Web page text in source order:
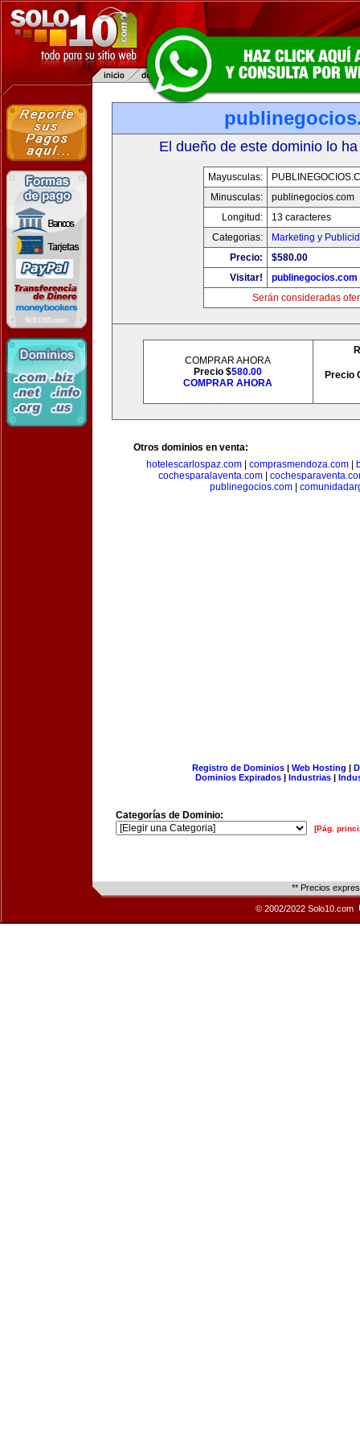
El dueño de este dominio lo
Mayusculas:
Minusculas:
publinegocios.com
Longitud:
13 caracteres
Categorias:
Marketing y
Precio:
$580.00
Visitar!
publinegocios.com
Serán consideradas
COMPRAR AHORA
Precio $580.00
COMPRAR AHORA
Precio
Otros dominios en venta:
hotelescarlospaz.com| comprasmendoza.com|
cochesparalaventa.com
publinegocios.com|
Registro de Dominios| Web Hosting |
Dominios Expirados | Industrias |
Categorías de Dominio:
[Pág.
** Precios
© 2002/2022 Solo10.com